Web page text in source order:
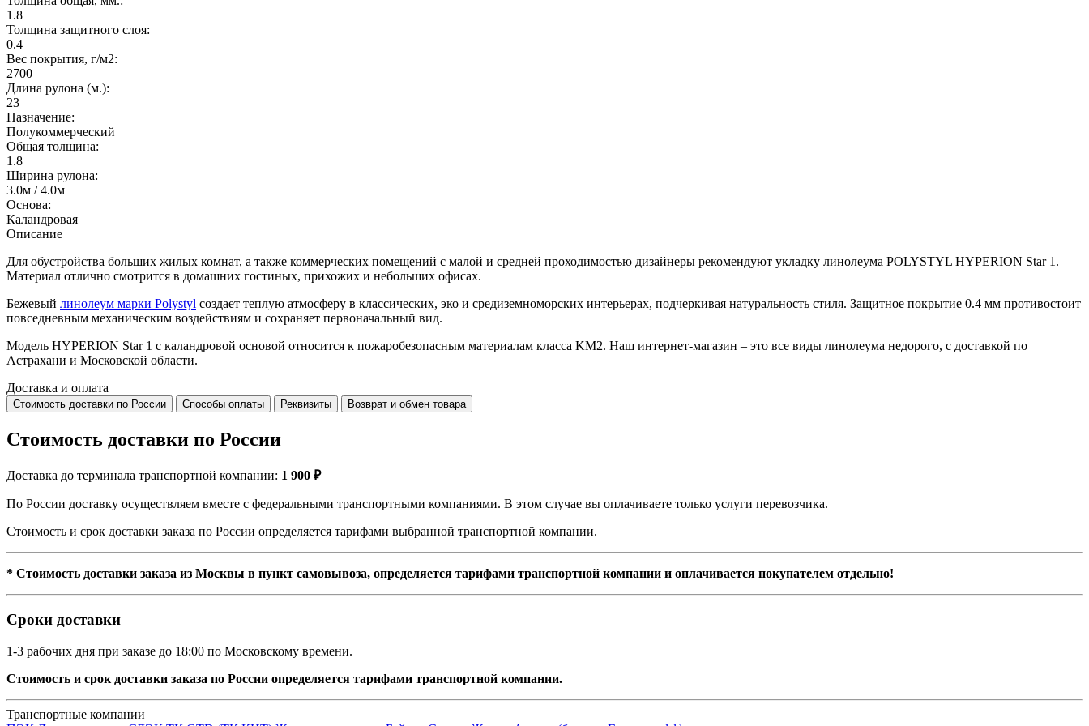
1.8
Толщина защитного слоя:
0.4
Вес покрытия, г/м2:
2700
Длина рулона (м.):
23
Назначение:
Полукоммерческий
Общая толщина:
1.8
Ширина рулона:
3.0м / 4.0м
Основа:
Каландровая
Описание
Для обустройства больших жилых комнат, а также коммерческих помещений с малой и средней проходимостью дизайнеры рекомендуют укладку линолеума POLYSTYL HYPERION Star 1.
Материал отлично смотрится в домашних гостиных, прихожих и небольших офисах.
Бежевый линолеум марки Polystyl создает теплую атмосферу в классических, эко и средиземноморских интерьерах, подчеркивая натуральность стиля. Защитное покрытие 0.4 мм противостоит
повседневным механическим воздействиям и сохраняет первоначальный вид.
Модель HYPERION Star 1 с каландровой основой относится к пожаробезопасным материалам класса KM2. Наш интернет-магазин – это все виды линолеума недорого, с доставкой по
Астрахани и Московской области.
Доставка и оплата
Стоимость доставки по России Способы оплаты Реквизиты Возврат и обмен товара
Стоимость доставки по России
Доставка до терминала транспортной компании: 1 900 ₽
По России доставку осуществляем вместе с федеральными транспортными компаниями. В этом случае вы оплачиваете только услуги перевозчика.
Стоимость и срок доставки заказа по России определяется тарифами выбранной транспортной компании.
* Стоимость доставки заказа из Москвы в пункт самовывоза, определяется тарифами транспортной компании и оплачивается покупателем отдельно!
Сроки доставки
1-3 рабочих дня при заказе до 18:00 по Московскому времени.
Стоимость и срок доставки заказа по России определяется тарифами транспортной компании.
Транспортные компании